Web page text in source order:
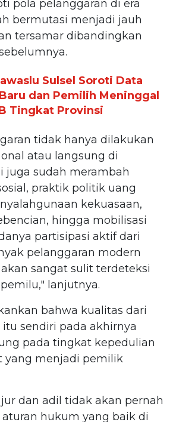
pola pelanggaran di era
bermutasi menjadi jauh
tersamar dibandingkan
Sulsel Soroti Data
dan Pemilih Meninggal
Tingkat Provinsi
tidak hanya dilakukan
atau langsung di
juga sudah merambah
praktik politik uang
kekuasaan,
hingga mobilisasi
partisipasi aktif dari
pelanggaran modern
sangat sulit terdeteksi
lanjutnya.
bahwa kualitas dari
itu sendiri pada akhirnya
pada tingkat kepedulian
yang menjadi pemilik
dan adil tidak akan pernah
aturan hukum yang baik di